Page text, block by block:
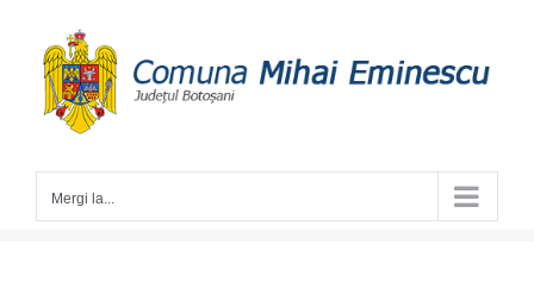
content
Mergi la...